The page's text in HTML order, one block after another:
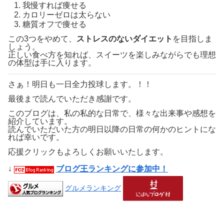
我慢すれば痩せる
カロリーゼロは太らない
糖質オフで痩せる
この3つをやめて、
ストレスのないダイエット を目指しま
しょう。
正しい食べ方を知れば、スイーツを楽しみながらでも理想
の体型は手に入ります。
さぁ！明日も一日全力投球します。！！
最後まで読んでいただき感謝です。
このブログは、私の私的な日常で、様々な出来事や感想を
紹介しています。
読んでいただいた方の明日以降の日常の何かのヒントにな
れば幸いです。
応援クリックもよろしくお願いいたします。
↓ ブログ王ランキングに参加中！
グルメランキング